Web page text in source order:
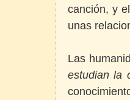
canción, y
unas
Las
estudian la